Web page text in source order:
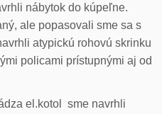
nábytok do kúpeľne.
ale popasovali sme sa s
atypickú rohovú skrinku
policami prístupnými aj od
el.kotol sme navrhli